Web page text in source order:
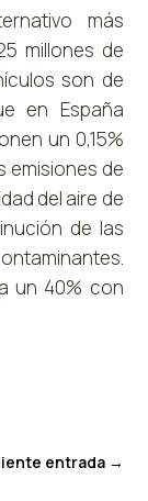
más
millones de
son de
en España
un 0,15%
emisiones de
del aire de
de las
un 40% con
entrada→